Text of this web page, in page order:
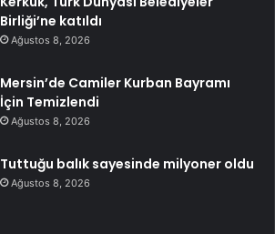
Birliği’ne katıldı
Ağustos 8, 2026
Mersin’de Camiler Kurban Bayramı
İçin Temizlendi
Ağustos 8, 2026
Tuttuğu balık sayesinde milyoner oldu
Ağustos 8, 2026